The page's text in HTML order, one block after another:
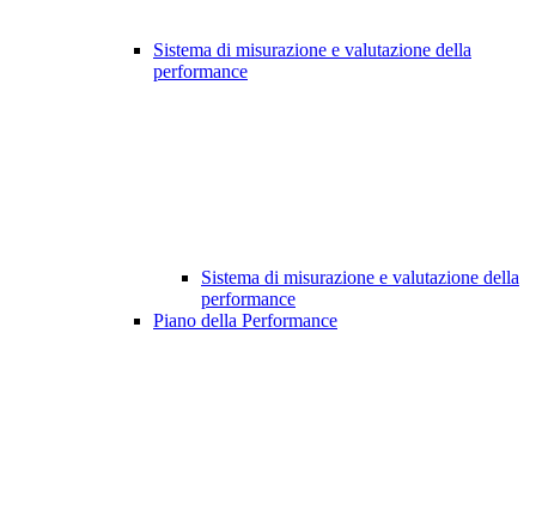
Sistema di misurazione e valutazione della
performance
Sistema di misurazione e valutazione della
performance
Piano della Performance